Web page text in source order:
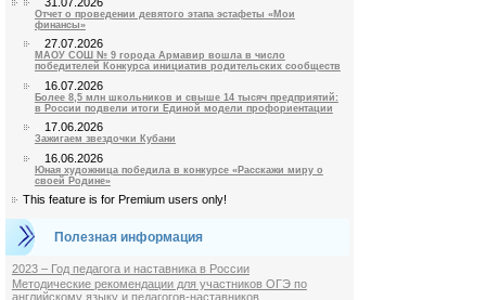
Отчет о проведении девятого этапа эстафеты «Мои
финансы»
27.07.2026
МАОУ СОШ № 9 города Армавир вошла в число
победителей Конкурса инициатив родительских сообществ
16.07.2026
Более 8,5 млн школьников и свыше 14 тысяч предприятий:
в России подвели итоги Единой модели профориентации
17.06.2026
Зажигаем звездочки Кубани
16.06.2026
Юная художница победила в конкурсе «Расскажи миру о
своей Родине»
This feature is for Premium users only!
Полезная информация
2023 – Год педагога и наставника в России
Методические рекомендации для участников ОГЭ по
английскому языку и педагогов-наставников